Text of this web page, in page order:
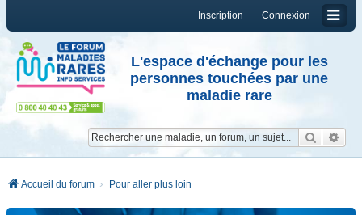
Connexion
Inscription
L'espace d'échange pour les
personnes touchées par une
maladie rare
Accueil du forum Pour aller plus loin